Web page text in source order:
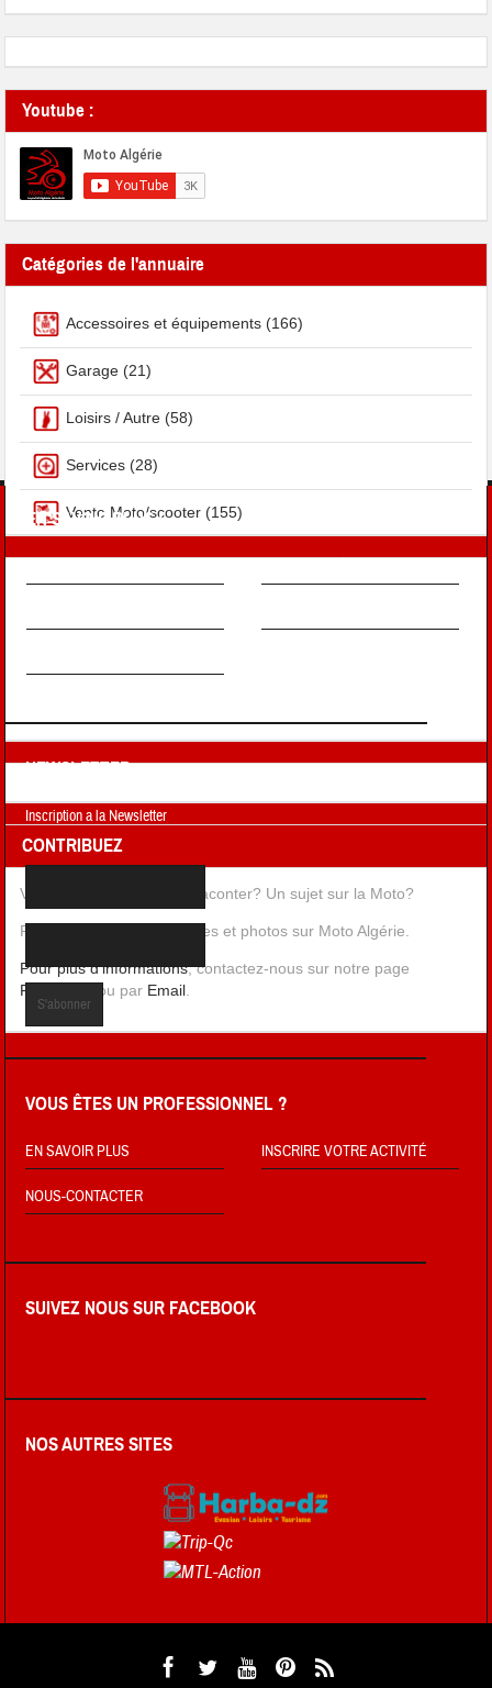
Youtube :
Catégories de l'annuaire
Accessoires et équipements (166)
Garage (21)
Loisirs / Autre (58)
Services (28)
Vente Moto/scooter (155)
CONTRIBUEZ
Vous avez une histoire à raconter? Un sujet sur la Moto?
Publiez vos récits, aventures et photos sur Moto Algérie.
Pour plus d'informations, contactez-nous sur notre page
Facebook
, ou par Email.
EN SAVOIR PLUS !
NEWSLETTER
Inscription a la Newsletter
VOUS ÊTES UN PROFESSIONNEL ?
EN SAVOIR PLUS INSCRIRE VOTRE ACTIVITÉ
NOUS-CONTACTER
SUIVEZ NOUS SUR FACEBOOK
NOS AUTRES SITES